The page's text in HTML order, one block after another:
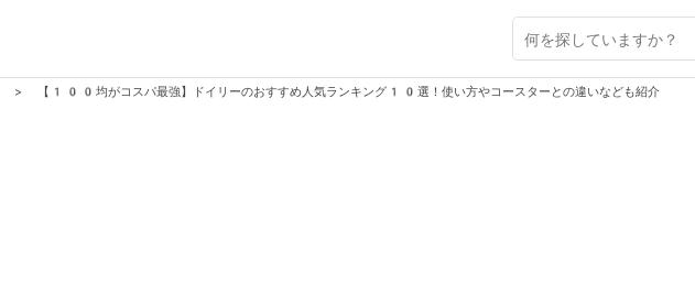
> 【100均がコスパ最強】ドイリーのおすすめ人気ランキング10選！使い方やコースターとの違いなども紹介